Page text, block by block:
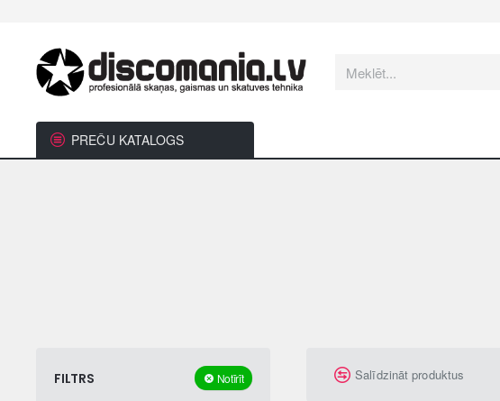
Meklēt...
PREČU KATALOGS
FILTRS Notīrīt Salīdzināt produktus